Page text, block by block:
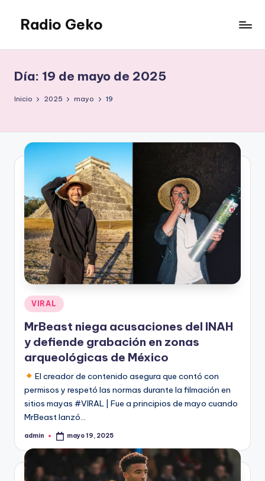
Saltar
contenido
Radio Geko
Día: 19 de mayo de 2025
Inicio 2025 mayo 19
Publicado
en
VIRAL
MrBeast niega acusaciones del INAH
y defiende grabación en zonas
arqueológicas de México
El creador de contenido asegura que contó con
permisos y respetó las normas durante la filmación en
sitios mayas #VIRAL | Fue a principios de mayo cuando
MrBeast lanzó…
Publicado
admin mayo 19, 2025